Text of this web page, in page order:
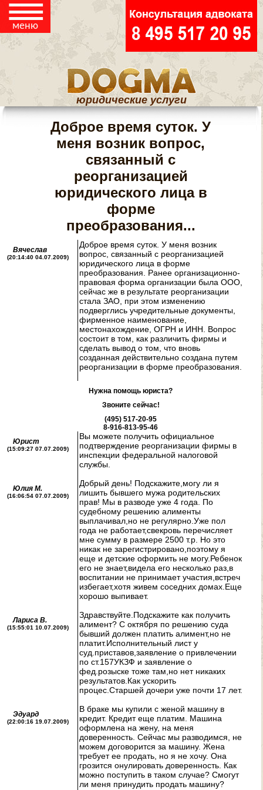
☰
меню
юридические услуги
Доброе время суток. У
меня возник вопрос,
связанный с
реорганизацией
юридического лица в
форме
преобразования...
Вячеслав
(20:14:40 04.07.2009)
Доброе время суток. У меня возник
вопрос, связанный с реорганизацией
юридического лица в форме
преобразования. Ранее организационно-
правовая форма организации была ООО,
сейчас же в результате реорганизации
стала ЗАО, при этом изменению
подверглись учредительные документы,
фирменное наименование,
местонахождение, ОГРН и ИНН. Вопрос
состоит в том, как различить фирмы и
сделать вывод о том, что вновь
созданная действительно создана путем
реорганизации в форме преобразования.
Нужна помощь юриста?
Звоните сейчас!
(495) 517-20-95
8-916-813-95-46
Юрист
(15:09:27 07.07.2009)
Вы можете получить официальное
подтверждение реорганизации фирмы в
инспекции федеральной налоговой
службы.
Юлия М.
(16:06:54 07.07.2009)
Добрый день! Подскажите,могу ли я
лишить бывшего мужа родительских
прав! Мы в разводе уже 4 года. По
судебному решению алименты
выплачивал,но не регулярно.Уже пол
года не работает,свекровь перечисляет
мне сумму в размере 2500 т.р. Но это
никак не зарегистрировано,поэтому я
еще и детские оформить не могу.Ребенок
его не знает,видела его несколько раз,в
воспитании не принимает участия,встреч
избегает,хотя живем соседних домах.Еще
хорошо выпивает.
Лариса В.
(15:55:01 10.07.2009)
Здравствуйте.Подскажите как получить
алимент? С октября по решению суда
бывший должен платить алимент,но не
платит.Исполнительный лист у
суд.приставов,заявление о привлечении
по ст.157УКЗФ и заявление о
фед.розыске тоже там,но нет никаких
результатов.Как ускорить
процес.Старшей дочери уже почти 17 лет.
Эдуард
(22:00:16 19.07.2009)
В браке мы купили с женой машину в
кредит. Кредит еще платим. Машина
оформлена на жену, на меня
доверенность. Сейчас мы разводимся, не
можем договорится за машину. Жена
требует ее продать, но я не хочу. Она
грозится онулировать доверенность. Как
можно поступить в таком случае? Смогут
ли меня принудить продать машину?